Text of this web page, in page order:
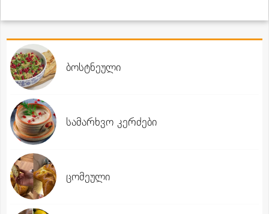
ბოსტნეული
სამარხვო კერძები
ცომეული